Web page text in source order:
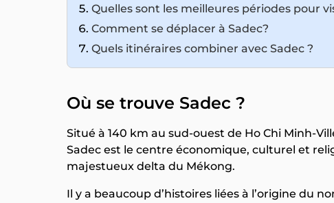
Quelles sont les meilleures périodes pour
Comment se déplacer à Sadec?
Quels itinéraires combiner avec Sadec ?
Où se trouve Sadec ?
Situé à 140 km au sud-ouest de Ho Chi Minh-
Sadec est le centre économique, culturel et
majestueux delta du Mékong.
Il y a beaucoup d’histoires liées à l’origine du